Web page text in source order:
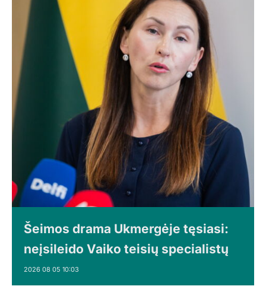
Šeimos drama Ukmergėje tęsiasi:
neįsileido Vaiko teisių specialistų
2026 08 05 10:03